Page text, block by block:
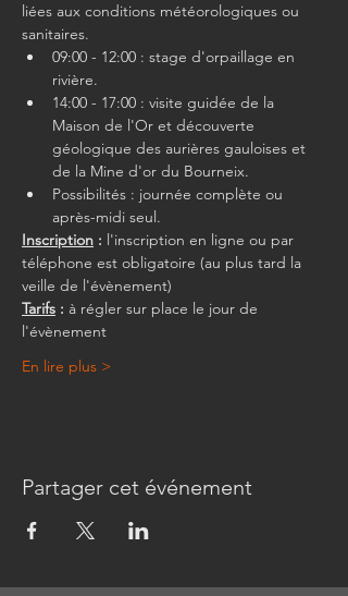
liées aux conditions météorologiques ou
sanitaires.
09:00 - 12:00 : stage d'orpaillage en
rivière.
14:00 - 17:00 : visite guidée de la
Maison de l'Or et découverte
géologique des aurières gauloises et
de la Mine d'or du Bourneix.
Possibilités : journée complète ou
après-midi seul.
Inscription : l'inscription en ligne ou par
téléphone est obligatoire (au plus tard la
veille de l'évènement)
Tarifs : à régler sur place le jour de
l'évènement
En lire plus >
Partager cet événement